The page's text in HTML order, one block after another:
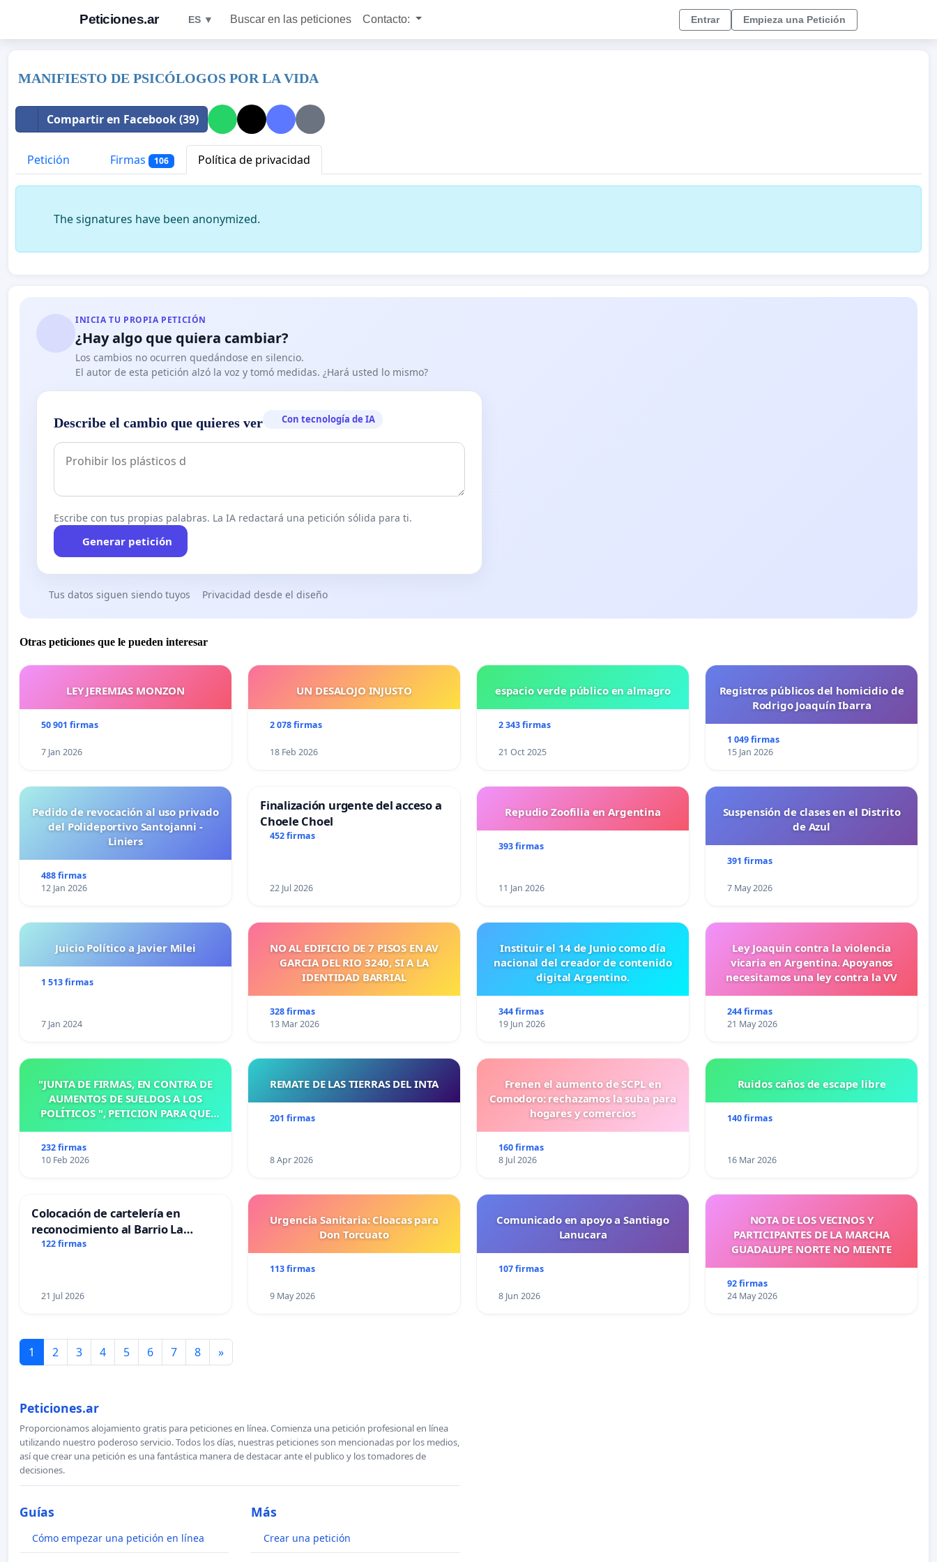
Peticiones.ar ES ▼ Buscar en las peticiones Contacto: Entrar Empieza una Petición
MANIFIESTO DE PSICÓLOGOS POR LA VIDA
Compartir en Facebook (39)
Petición Firmas 106 Política de privacidad
The signatures have been anonymized.
INICIA TU PROPIA PETICIÓN
¿Hay algo que quiera cambiar?
Los cambios no ocurren quedándose en silencio.
El autor de esta petición alzó la voz y tomó medidas. ¿Hará usted lo mismo?
Describe el cambio que quieres ver Con tecnología de IA
Escribe con tus propias palabras. La IA redactará una petición sólida para ti.
Generar petición
Tus datos siguen siendo tuyos Privacidad desde el diseño
Otras peticiones que le pueden interesar
LEY JEREMIAS MONZON
50 901 firmas
7 Jan 2026
UN DESALOJO INJUSTO
2 078 firmas
18 Feb 2026
espacio verde público en almagro
2 343 firmas
21 Oct 2025
Registros públicos del homicidio de
Rodrigo Joaquín Ibarra
1 049 firmas
15 Jan 2026
Pedido de revocación al uso privado
del Polideportivo Santojanni -
Liniers
488 firmas
12 Jan 2026
Finalización urgente del acceso a
Choele Choel
452 firmas
22 Jul 2026
Repudio Zoofilia en Argentina
393 firmas
11 Jan 2026
Suspensión de clases en el Distrito
de Azul
391 firmas
7 May 2026
Juicio Político a Javier Milei
1 513 firmas
7 Jan 2024
NO AL EDIFICIO DE 7 PISOS EN AV
GARCIA DEL RIO 3240, SI A LA
IDENTIDAD BARRIAL
328 firmas
13 Mar 2026
Instituir el 14 de Junio como día
nacional del creador de contenido
digital Argentino.
344 firmas
19 Jun 2026
Ley Joaquin contra la violencia
vicaria en Argentina. Apoyanos
necesitamos una ley contra la VV
244 firmas
21 May 2026
"JUNTA DE FIRMAS, EN CONTRA DE
AUMENTOS DE SUELDOS A LOS
POLÍTICOS ", PETICION PARA QUE
ORDENANZA N°1102/92, EN
VICTORIA, ENTRE RIOS
232 firmas
10 Feb 2026
REMATE DE LAS TIERRAS DEL INTA
201 firmas
8 Apr 2026
Frenen el aumento de SCPL en
Comodoro: rechazamos la suba para
hogares y comercios
160 firmas
8 Jul 2026
Ruidos caños de escape libre
140 firmas
16 Mar 2026
Colocación de cartelería en
reconocimiento al Barrio La
Laguna de Trelew y sus vecinos
122 firmas
21 Jul 2026
Urgencia Sanitaria: Cloacas para
Don Torcuato
113 firmas
9 May 2026
Comunicado en apoyo a Santiago
Lanucara
107 firmas
8 Jun 2026
NOTA DE LOS VECINOS Y
PARTICIPANTES DE LA MARCHA
GUADALUPE NORTE NO MIENTE
92 firmas
24 May 2026
1 2 3 4 5 6 7 8 »
Peticiones.ar
Proporcionamos alojamiento gratis para peticiones en línea. Comienza una petición profesional en línea
utilizando nuestro poderoso servicio. Todos los días, nuestras peticiones son mencionadas por los medios,
así que crear una petición es una fantástica manera de destacar ante el publico y los tomadores de
decisiones.
Guías
Cómo empezar una petición en línea
Más
Crear una petición